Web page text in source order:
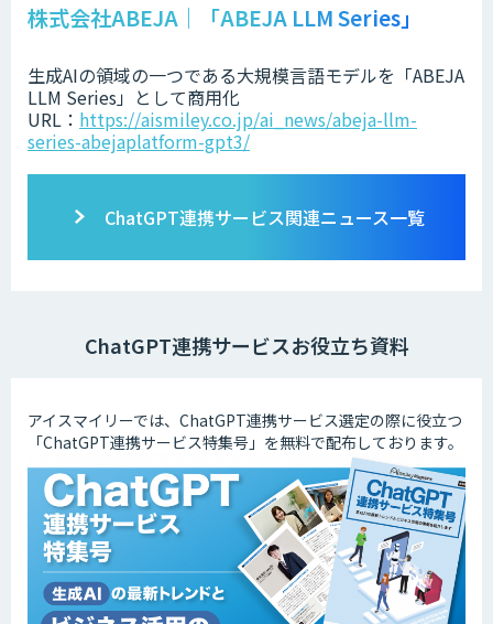
株式会社ABEJA｜「ABEJA LLM Series」
生成AIの領域の一つである大規模言語モデルを「ABEJA
LLM Series」として商用化
URL： https://aismiley.co.jp/ai_news/abeja-llm-
series-abejaplatform-gpt3/
ChatGPT連携サービス関連ニュース一覧
ChatGPT連携サービスお役立ち資料
アイスマイリーでは、ChatGPT連携サービス選定の際に役立つ
「ChatGPT連携サービス特集号」を無料で配布しております。